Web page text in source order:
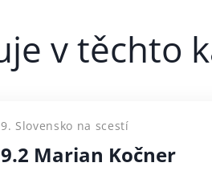
9. Slovensko na scestí
9.2 Marian Kočner